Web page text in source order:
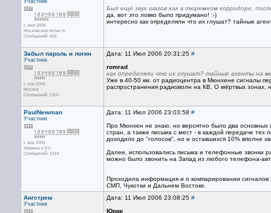
Участник
с июл 2005
Московская область
Сообщений: 456
Был ещё звук шагов как в тюремном корридоре,
да, вот это ловко было придумано! :-)
интересно как определяли что их глушат? тайные
Забыл пароль и логин
Участник
с ноя 2005
Москва
Сообщений: 1302
Дата: 11 Июл 2006 20:31:25 #
romrad
как определяли что их глушат? тайные агенты на
Уже в 40-50 км. от радиоцентра в Мюнхене сигналы
распространения радиоволн на КВ. О мёртвых зонах,
PaulNewman
Участник
с апр 2005
Украина и EU
Сообщений: 1344
Дата: 11 Июл 2006 23:03:58 #
Про Мюнхен не знаю, но вероятно было два основных
стран, а также письма с мест - в каждой передаче тех
доходило до "голосов", но и оставшихся 10% вполне
Далее, использовались письма и телефонные звонки
можно было звонить на Запад из любого телефона-
Проходила информация и о компарировании
СМП, Чукотки и Дальнем Востоке.
Ангстрем
Участник
Дата: 11 Июл 2006 23:08:25 #
Юрик